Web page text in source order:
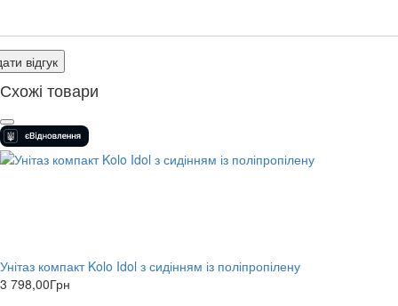
відгук
Схожі товари
Унітаз компакт Kolo Idol з сидінням із поліпропілену
3 798,00Грн